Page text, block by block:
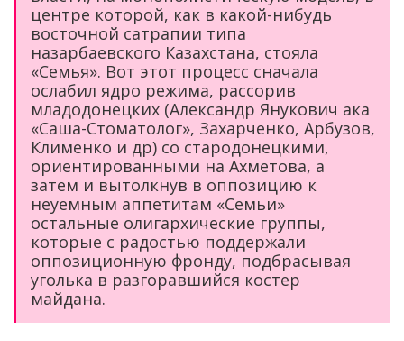
центре которой, как в какой-нибудь
восточной сатрапии типа
назарбаевского Казахстана, стояла
«Семья». Вот этот процесс сначала
ослабил ядро режима, рассорив
младодонецких (Александр Янукович ака
«Саша-Стоматолог», Захарченко, Арбузов,
Клименко и др) со стародонецкими,
ориентированными на Ахметова, а
затем и вытолкнув в оппозицию к
неуемным аппетитам «Семьи»
остальные олигархические группы,
которые с радостью поддержали
оппозиционную фронду, подбрасывая
уголька в разгоравшийся костер
майдана.